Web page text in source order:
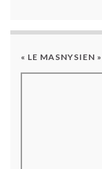
« LE MASNYSIEN